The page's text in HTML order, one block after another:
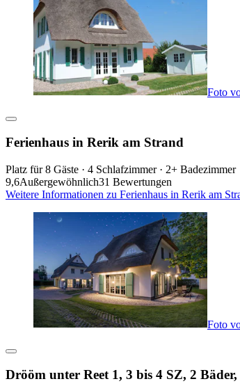
Foto
Ferienhaus in Rerik am Strand
Platz für 8 Gäste · 4 Schlafzimmer · 2+ Badezimmer
9,6Außergewöhnlich31 Bewertungen
Weitere Informationen zu Ferienhaus in Rerik am
Foto
Drööm unter Reet 1, 3 bis 4 SZ, 2